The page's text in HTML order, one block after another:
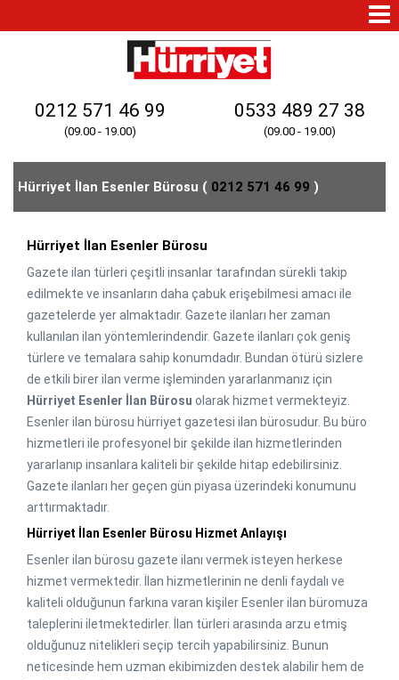
0212 571 46 99
(09.00 - 19.00)
0533 489 27 38
(09.00 - 19.00)
Hürriyet İlan Esenler Bürosu ( 0212 571 46 99 )
Hürriyet İlan Esenler Bürosu
Gazete ilan türleri çeşitli insanlar tarafından sürekli takip
edilmekte ve insanların daha çabuk erişebilmesi amacı ile
gazetelerde yer almaktadır. Gazete ilanları her zaman
kullanılan ilan yöntemlerindendir. Gazete ilanları çok geniş
türlere ve temalara sahip konumdadır. Bundan ötürü sizlere
de etkili birer ilan verme işleminden yararlanmanız için
Hürriyet Esenler İlan Bürosu olarak hizmet vermekteyiz.
Esenler ilan bürosu hürriyet gazetesi ilan bürosudur. Bu büro
hizmetleri ile profesyonel bir şekilde ilan hizmetlerinden
yararlanıp insanlara kaliteli bir şekilde hitap edebilirsiniz.
Gazete ilanları her geçen gün piyasa üzerindeki konumunu
arttırmaktadır.
Hürriyet İlan Esenler Bürosu Hizmet Anlayışı
Esenler ilan bürosu gazete ilanı vermek isteyen herkese
hizmet vermektedir. İlan hizmetlerinin ne denli faydalı ve
kaliteli olduğunun farkına varan kişiler Esenler ilan büromuza
taleplerini iletmektedirler. İlan türleri arasında arzu etmiş
olduğunuz nitelikleri seçip tercih yapabilirsiniz. Bunun
neticesinde hem uzman ekibimizden destek alabilir hem de